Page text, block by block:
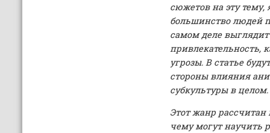
сюжетов на эту
большинство людей
самом деле
привлекательность,
угрозы. В статье
стороны влияния
субкультуры в целом.
Этот жанр рассчитан
чему могут научить